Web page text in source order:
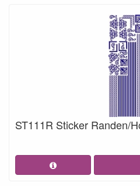
ST111R Sticker Randen/